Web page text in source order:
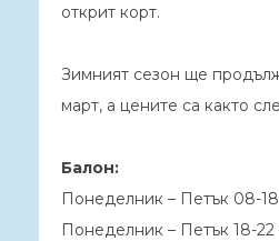
открит корт.
Зимният сезон ще
март, а цените са както
Балон:
Понеделник – Петък 08-
Понеделник – Петък 18-22